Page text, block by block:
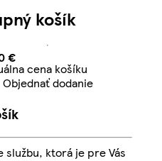
košík
€ Aktuálna cena košíku
€
cena košíku
Objednať dodanie
službu, ktorá je pre Vás